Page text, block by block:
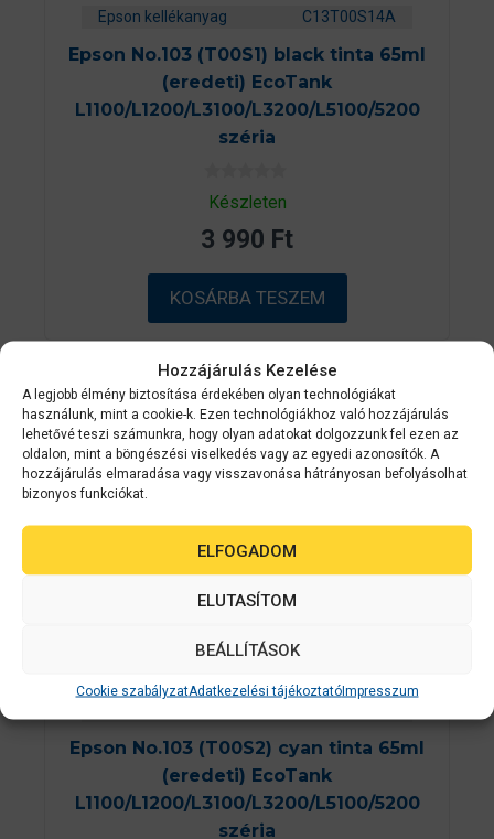
Hozzájárulás Kezelése
A legjobb élmény biztosítása érdekében olyan technológiákat
használunk, mint a cookie-k. Ezen technológiákhoz való hozzájárulás
lehetővé teszi számunkra, hogy olyan adatokat dolgozzunk fel ezen az
oldalon, mint a böngészési viselkedés vagy az egyedi azonosítók. A
hozzájárulás elmaradása vagy visszavonása hátrányosan befolyásolhat
bizonyos funkciókat.
ELFOGADOM
ELUTASÍTOM
BEÁLLÍTÁSOK
Cookie szabályzatAdatkezelési tájékoztatóImpresszum
Epson kellékanyag C13T00S14A
Epson No.103 (T00S1) black tinta 65ml
(eredeti) EcoTank
L1100/L1200/L3100/L3200/L5100/5200
széria
0
a
5
b
ő
l
Készleten
3 990 Ft
KOSÁRBA TESZEM
Epson No.103 (T00S2) cyan tinta 65ml
(eredeti) EcoTank
L1100/L1200/L3100/L3200/L5100/5200
széria